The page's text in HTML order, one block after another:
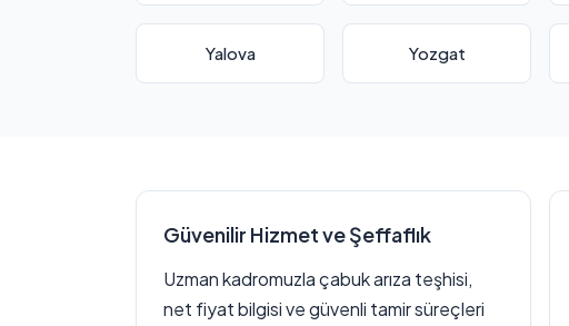
Yalova Yozgat
Güvenilir Hizmet ve Şeffaflık
Uzman kadromuzla çabuk arıza teşhisi,
net fiyat bilgisi ve güvenli tamir süreçleri